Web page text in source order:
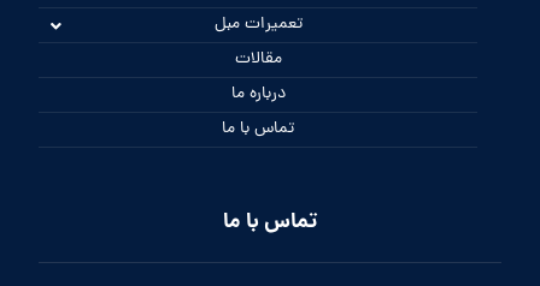
تعمیرات مبل
مقالات
درباره ما
تماس با ما
تماس با ما